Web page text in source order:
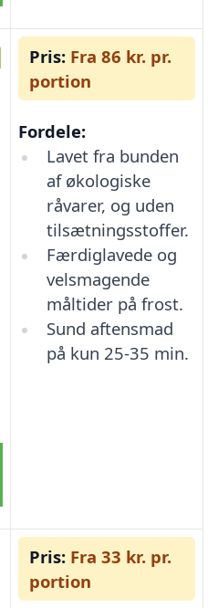
Pris: Fra 86 kr. pr.
portion
Fordele:
Lavet fra bunden
af økologiske
råvarer, og uden
tilsætningsstoffer.
Færdiglavede og
velsmagende
måltider på frost.
Sund aftensmad
på kun 25-35 min.
Pris: Fra 33 kr. pr.
portion